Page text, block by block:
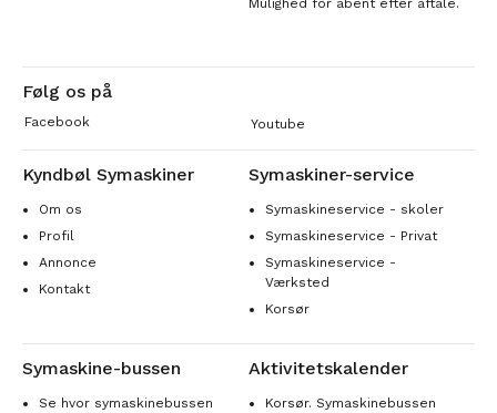
Mulighed for åbent efter aftale.
Følg os på
Facebook Youtube
Kyndbøl Symaskiner
Om os
Profil
Annonce
Kontakt
Symaskiner-service
Symaskineservice - skoler
Symaskineservice - Privat
Symaskineservice -
Værksted
Korsør
Symaskine-bussen
Se hvor symaskinebussen
Aktivitetskalender
Korsør. Symaskinebussen